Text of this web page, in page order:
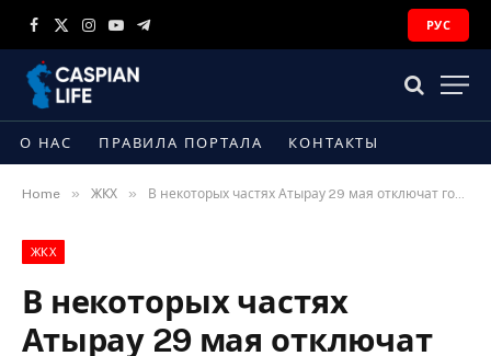
Facebook
X
Instagram
YouTubeTelegram
РУС
О НАС ПРАВИЛА ПОРТАЛА КОНТАКТЫ
Home » ЖКХ » В некоторых частях Атырау 29 мая отключат горячую воду (адреса)
ЖКХ
В некоторых частях
Атырау 29 мая отключат